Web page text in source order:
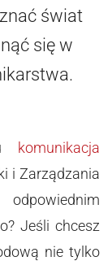
świat
się w
komunikacja
i Zarządzania
Jeśli chcesz
nie tylko